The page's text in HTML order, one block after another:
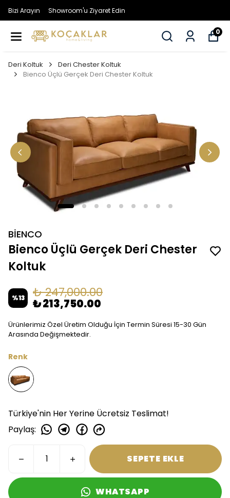
Bizi Arayın Showroom'u Ziyaret Edin
0
Deri Koltuk
Deri Chester Koltuk
Bienco Üçlü Gerçek Deri Chester Koltuk
BİENCO
Bienco Üçlü Gerçek Deri Chester
Koltuk
%13 ₺ 247,000.00
₺ 213,750.00
Ürünlerimiz Özel Üretim Olduğu İçin Termin Süresi 15-30 Gün
Arasında Değişmektedir.
Renk
Türkiye'nin Her Yerine Ücretsiz Teslimat!
Paylaş:
SEPETE EKLE
WHATSAPP